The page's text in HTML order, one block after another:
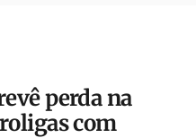
perda na
com